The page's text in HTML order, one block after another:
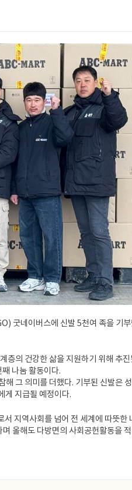
굿네이버스에 신발 5천여 족을 기
층의 건강한 삶을 지원하기 위해 추진
나눔 활동이다.
해 그 의미를 더했다. 기부된 신발은 성
게 지급될 예정이다.
지역사회를 넘어 전 세계에 따뜻한
올해도 다방면의 사회공헌활동을 적